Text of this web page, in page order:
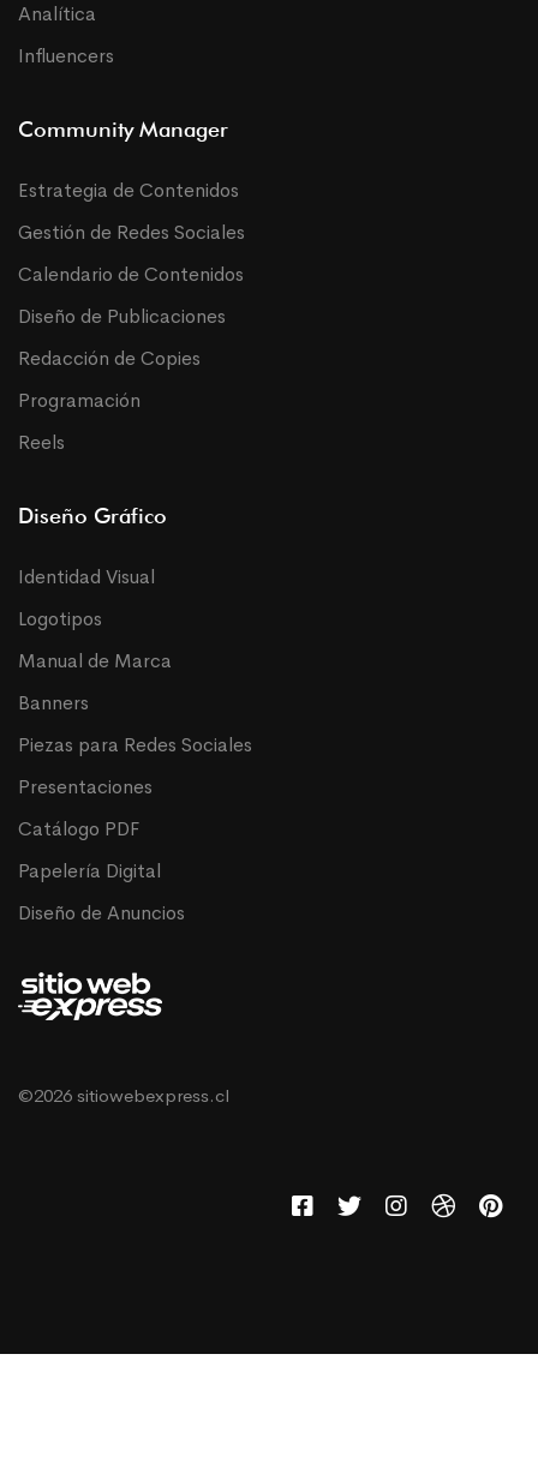
Analítica
Influencers
Community Manager
Estrategia de Contenidos
Gestión de Redes Sociales
Calendario de Contenidos
Diseño de Publicaciones
Redacción de Copies
Programación
Reels
Diseño Gráfico
Identidad Visual
Logotipos
Manual de Marca
Banners
Piezas para Redes Sociales
Presentaciones
Catálogo PDF
Papelería Digital
Diseño de Anuncios
©2026 sitiowebexpress.cl